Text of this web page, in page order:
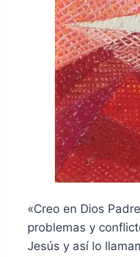
«Creo en Dios
problemas y
Jesús y así lo